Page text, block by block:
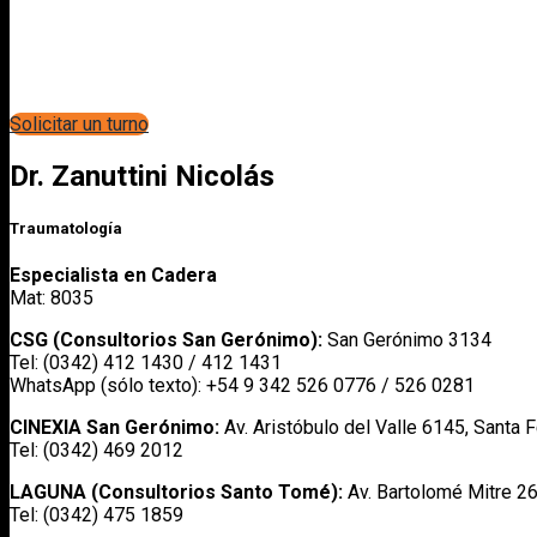
Solicitar un turno
Dr. Zanuttini Nicolás
Traumatología
Especialista en Cadera
Mat: 8035
CSG (Consultorios San Gerónimo): San Gerónimo 3134
Tel: (0342) 412 1430 / 412 1431
WhatsApp (sólo texto): +54 9 342 526 0776 / 526 0281
CINEXIA San Gerónimo: Av. Aristóbulo del Valle 6145, Santa
Tel: (0342) 469 2012
LAGUNA (Consultorios Santo Tomé): Av. Bartolomé Mitre
Tel: (0342) 475 1859